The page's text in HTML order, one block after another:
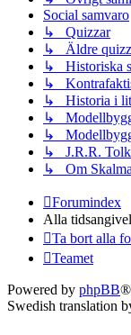
Social samvaro
↳ Quizzar
↳ Äldre
↳ Historiska
↳
↳ Historia i
↳
↳
↳ J.R.R.
↳ Om
Forumindex
Alla
Ta bort alla
Teamet
Powered by phpBB®
Swedish translation